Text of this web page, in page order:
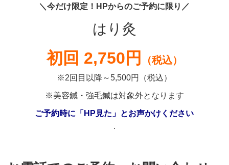
＼今だけ限定！HPからのご予約に限り／
はり灸
初回 2,750円 （税込）
※2回目以降～5,500円（税込）
※美容鍼・強毛鍼は対象外となります
ご予約時に「HP見た」とお声かけください
.